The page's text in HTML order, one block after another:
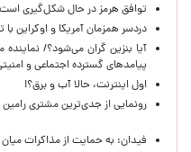
توافق هرمز در حال شکل‌گیری
دردسر همزمان آمریکا و
آیا بنزین گران می‌شود؟/
پیامدهای گسترده اجتماعی و
اول اینترنت، حالا آب و برق؟!
رونمایی از جدی‌ترین مشتری
فیدان: به حمایت از مذاکرات میان